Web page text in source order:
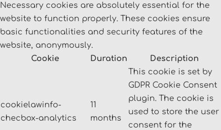
Necessary cookies are absolutely essential for the
website to function properly. These cookies ensure
basic functionalities and security features of the
website, anonymously.
Cookie
Duration Description
cookielawinfo-
checbox-analytics
11
months
This cookie is set by
GDPR Cookie Consent
plugin. The cookie is
used to store the user
consent for the